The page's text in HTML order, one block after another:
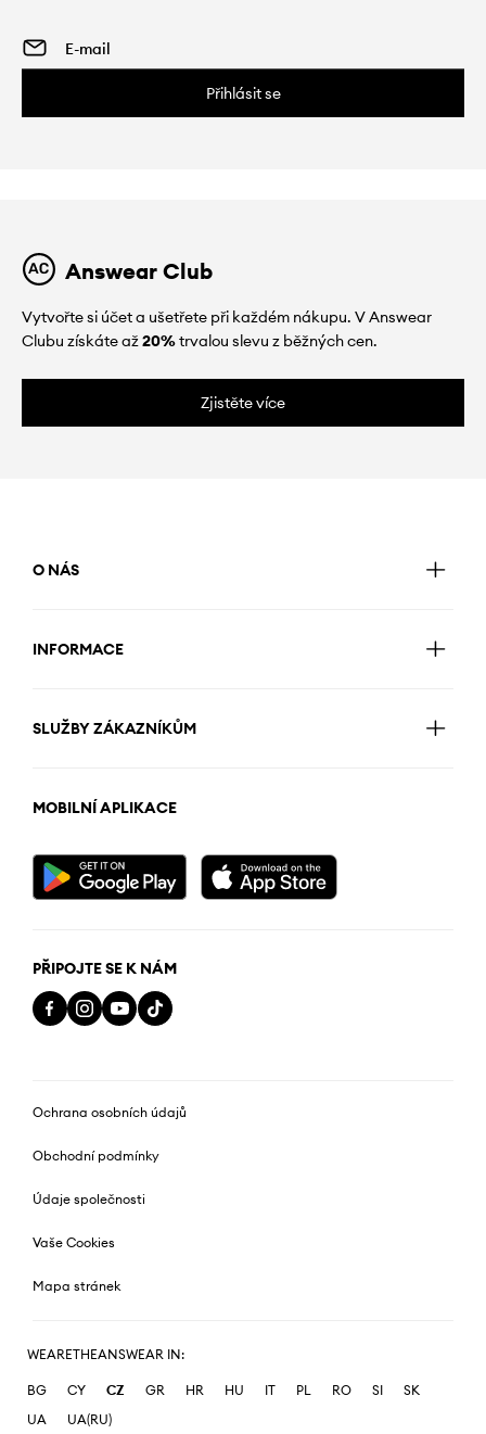
Přihlásit se
Answear Club
Vytvořte si účet a ušetřete při každém nákupu. V Answear
Clubu získáte až20%trvalou slevu z běžných cen.
Zjistěte více
O NÁS
INFORMACE
SLUŽBY ZÁKAZNÍKŮM
MOBILNÍ APLIKACE
PŘIPOJTE SE K NÁM
Ochrana osobních údajů
Obchodní podmínky
Údaje společnosti
Vaše Cookies
Mapa stránek
WEARETHEANSWEAR IN:
BG CY CZ GR HR HU IT PL RO SI
SK
UA
UA(RU)